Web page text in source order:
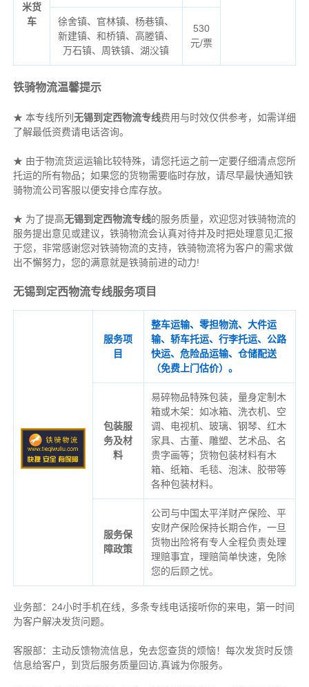
米货
车
徐舍镇、官林镇、杨巷镇、
新建镇、和桥镇、高塍镇、
万石镇、周铁镇、湖㳇镇
530
元/票
铁骑物流温馨提示
★ 本专线所列 无锡到定西物流专线费用与时效仅供参考，如需详细
了解最低资费请电话咨询。
★ 由于物流货运运输比较特殊，请您托运之前一定要仔细清点您所
托运的所有物品；如果您的货物需要临时存放，请尽早最快通知铁
骑物流公司客服以便安排仓库存放。
★ 为了提高无锡到定西物流专线的服务质量，欢迎您对铁骑物流的
服务提出意见或建议，铁骑物流会认真对待并及时把处理意见汇报
于您，非常感谢您对铁骑物流的支持，铁骑物流将为客户的需求做
出不懈努力，您的满意就是铁骑前进的动力!
无锡到定西物流专线服务项目
服务项
目
整车运输、零担物流、大件运
输、轿车托运、行李托运、公路
快运、危险品运输、仓储配送
（免费上门估价）。
包装服
务及材
料
易碎物品特殊包装，量身定制木
箱或木架：如冰箱、洗衣机、空
调、电视机、玻璃、钢琴、红木
家具、古董、雕塑、艺术品、名
贵字画等；货物包装材料有木
箱、纸箱、毛毯、泡沫、胶带等
各种包装材料。
服务保
障政策
公司与中国太平洋财产保险、平
安财产保险保持长期合作，一旦
货物出险将有专人全程负责处理
理赔事宜，理赔简单快速，免除
您的后顾之忧。
业务部：24小时手机在线，多条专线电话接听你的来电，第一时间
为客户解决发货问题。
客服部：主动反馈物流信息，免去您查货的烦恼！每次发货时反馈
信息给客户，到货后服务质量回访,真诚为你服务。